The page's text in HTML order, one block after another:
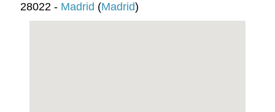
BLOG
28022 - Madrid (Madrid)